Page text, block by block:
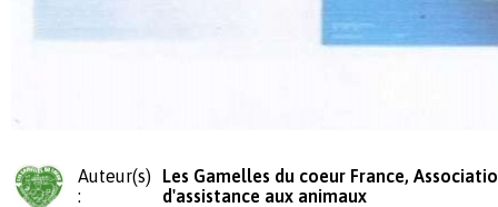
Auteur(s)
:
Les Gamelles du coeur France,
d'assistance aux animaux